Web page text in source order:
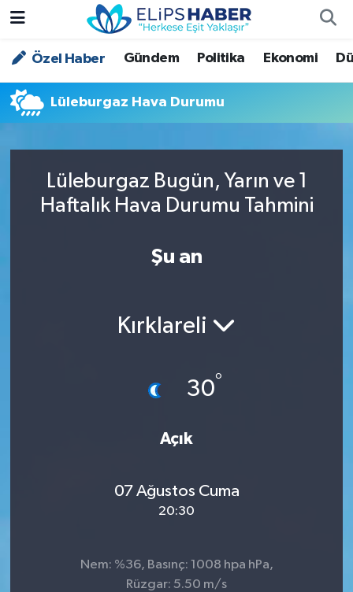
Özel Haber Gündem Politika Ekonomi
Lüleburgaz Hava Durumu
Lüleburgaz Bugün, Yarın ve 1
Haftalık Hava Durumu Tahmini
Şu an
Kırklareli
30°
Açık
07 Ağustos Cuma
20:30
Nem: %36, Basınç: 1008 hpa hPa,
Rüzgar: 5.50 m/s
Özel Haber
Akademi
Bilim - Teknoloji
Nöbetçi Eczaneler
Hava Durumu
Süper Lig Puan Durumu ve Fikstür
Son Dakika Haberleri